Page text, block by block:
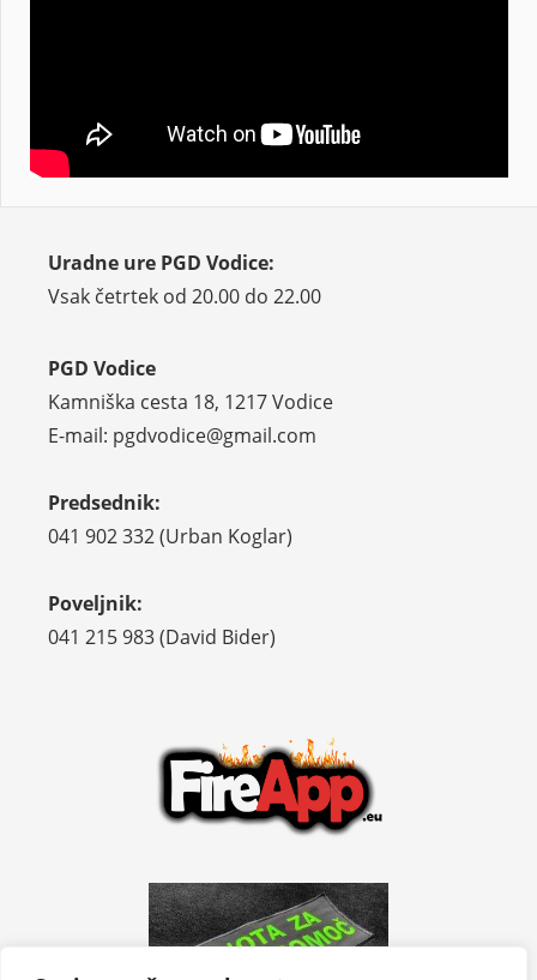
Uradne ure PGD Vodice:
Vsak četrtek od 20.00 do 22.00
PGD Vodice
Kamniška cesta 18, 1217 Vodice
E-mail: pgdvodice@gmail.com
Predsednik:
041 902 332 (Urban Koglar)
Poveljnik:
041 215 983 (David Bider)